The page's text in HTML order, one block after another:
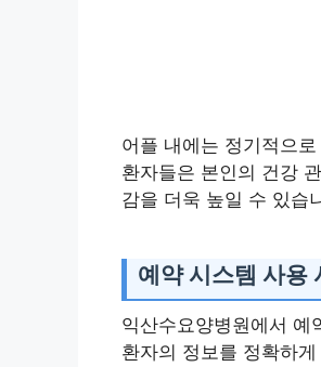
어플 내에는 정기적으
환자들은 본인의 건강
감을 더욱 높일 수 있습
예약 시스템 사용
익산수요양병원에서 예
환자의 정보를 정확하